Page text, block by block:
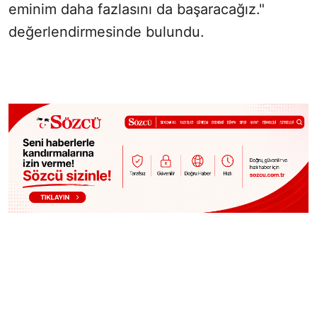
eminim daha fazlasını da başaracağız."
değerlendirmesinde bulundu.